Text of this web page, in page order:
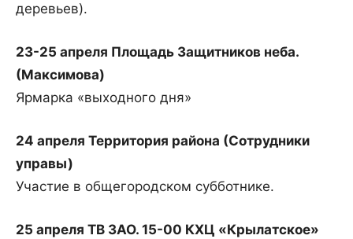
деревьев).
23-25 апреля Площадь Защитников неба.
(Максимова)
Ярмарка «выходного дня»
24 апреля Территория района (Сотрудники
управы)
Участие в общегородском субботнике.
25 апреля ТВ ЗАО. 15-00 КХЦ «Крылатское»